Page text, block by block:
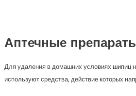
Аптечные
Для удаления в домашних условиях шипиц
используют средства, действие которых